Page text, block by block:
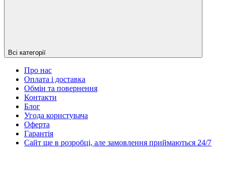
Всі категорії
Про нас
Оплата і доставка
Обмін та повернення
Контакти
Блог
Угода користувача
Оферта
Гарантія
Сайт ще в розробці, але замовлення приймаються 24/7